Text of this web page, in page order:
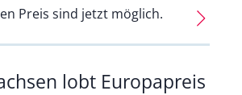
Preis sind jetzt möglich.
lobt Europapreis